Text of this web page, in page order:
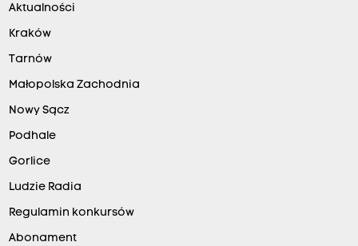
Aktualności
Kraków
Tarnów
Małopolska Zachodnia
Nowy Sącz
Podhale
Gorlice
Ludzie Radia
Regulamin konkursów
Abonament